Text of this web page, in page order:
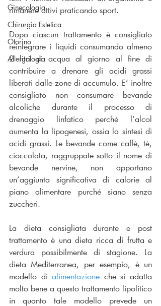
Ginecologia
Chirurgia Estetica
Otorino
Allergologia
rimanere attivi praticando sport.
Dopo ciascun trattamento è consigliato
reintegrare i liquidi consumando almeno
2 litri di acqua al giorno al fine di
contribuire a drenare gli acidi grassi
liberati dalle zone di accumulo. E’ inoltre
consigliato non consumare bevande
alcoliche durante il processo di
drenaggio linfatico perché l’alcol
aumenta la lipogenesi, ossia la sintesi di
acidi grassi. Le bevande come caffè, tè,
cioccolata, raggruppate sotto il nome di
bevande nervine, non apportano
un’aggiunta significativa di calorie al
piano alimentare purché siano senza
zuccheri.
La dieta consigliata durante e post
trattamento è una dieta ricca di frutta e
verdura possibilmente di stagione. La
dieta Mediterranea, per esempio, è un
modello di alimentazione che si adatta
molto bene a questo trattamento lipolitico
in quanto tale modello prevede un